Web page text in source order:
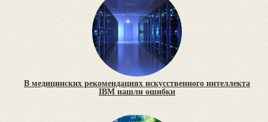
В медицинских рекомендациях искусственного интеллекта
IBM нашли ошибки